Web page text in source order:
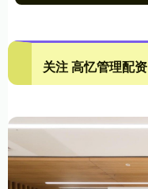
关注 高忆管理配资